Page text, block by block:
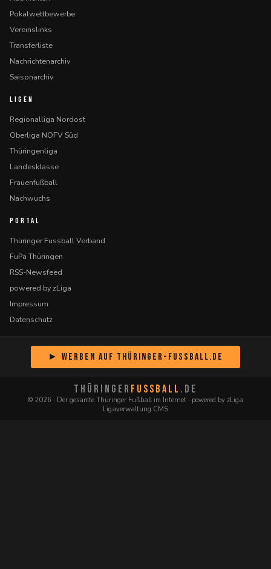
Pokalwettbewerbe
Vereinslinks
Transferliste
Nachrichtenarchiv
Saisonarchiv
LIGEN
Regionalliga Nordost
Oberliga NOFV Süd
Thüringenliga
Landesklasse
Frauenfußball
Nachwuchs
PORTAL
Thüringer Fussball Verband
FuPa Thüringen
RSS-Newsfeed
powered by zLiga
Impressum
Datenschutz
► Werben auf Thüringer-Fussball.de
THÜRINGER FUSSBALL .DE
© 2026 · Der gesamte Thüringer Fußball im Internet · powered by zLiga
Ligaverwaltung CMS